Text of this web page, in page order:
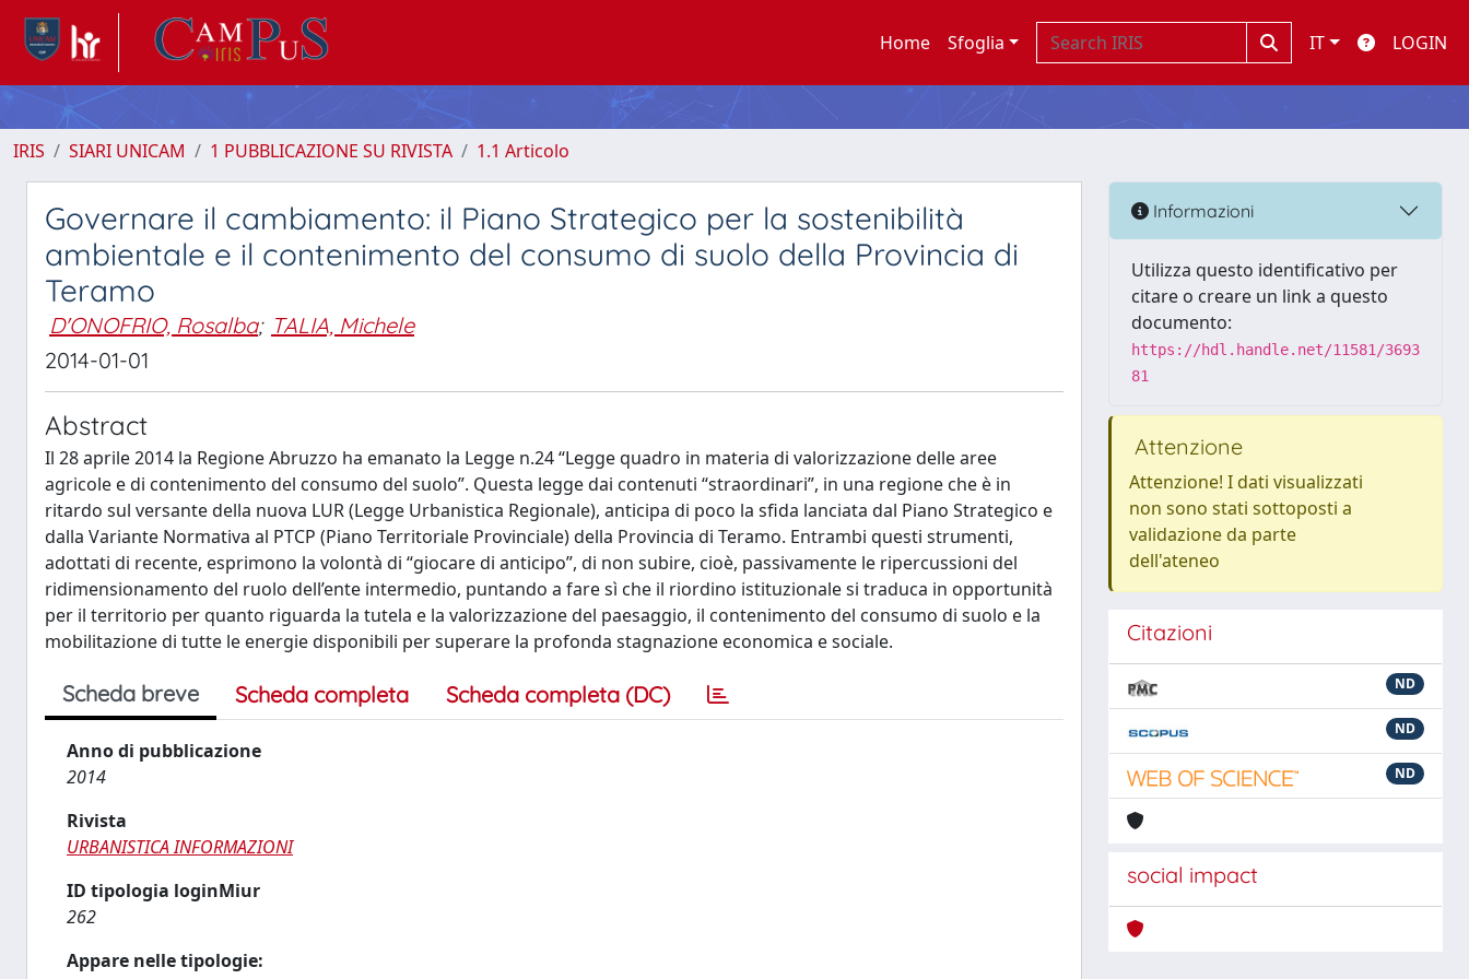
Home Sfoglia IT LOGIN
IRIS SIARI UNICAM 1 PUBBLICAZIONE SU RIVISTA 1.1 Articolo
Governare il cambiamento: il Piano Strategico per la sostenibilità
ambientale e il contenimento del consumo di suolo della Provincia di
Teramo
D'ONOFRIO, Rosalba; TALIA, Michele
2014-01-01
Abstract
Il 28 aprile 2014 la Regione Abruzzo ha emanato la Legge n.24 “Legge quadro in materia di valorizzazione delle aree
agricole e di contenimento del consumo del suolo”. Questa legge dai contenuti “straordinari”, in una regione che è in
ritardo sul versante della nuova LUR (Legge Urbanistica Regionale), anticipa di poco la sfida lanciata dal Piano Strategico e
dalla Variante Normativa al PTCP (Piano Territoriale Provinciale) della Provincia di Teramo. Entrambi questi strumenti,
adottati di recente, esprimono la volontà di “giocare di anticipo”, di non subire, cioè, passivamente le ripercussioni del
ridimensionamento del ruolo dell’ente intermedio, puntando a fare sì che il riordino istituzionale si traduca in opportunità
per il territorio per quanto riguarda la tutela e la valorizzazione del paesaggio, il contenimento del consumo di suolo e la
mobilitazione di tutte le energie disponibili per superare la profonda stagnazione economica e sociale.
Scheda breve Scheda completa Scheda completa (DC)
Anno di pubblicazione
2014
Rivista
URBANISTICA INFORMAZIONI
ID tipologia loginMiur
262
Appare nelle tipologie:
Informazioni
Utilizza questo identificativo per
citare o creare un link a questo
documento:
https://hdl.handle.net/11581/3693
81
Attenzione
Attenzione! I dati visualizzati
non sono stati sottoposti a
validazione da parte
dell'ateneo
Citazioni
ND
ND
ND
social impact